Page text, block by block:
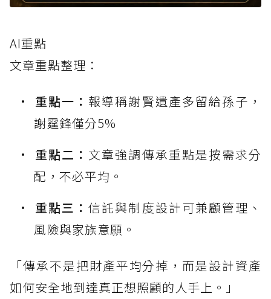
AI重點
文章重點整理：
重點一： 報導稱謝賢遺產多留給孫子，
謝霆鋒僅分5%
重點二： 文章強調傳承重點是按需求分
配，不必平均。
重點三：信託與制度設計可兼顧管理、
風險與家族意願。
「傳承不是把財產平均分掉，而是設計資產
如何安全地到達真正想照顧的人手上。」